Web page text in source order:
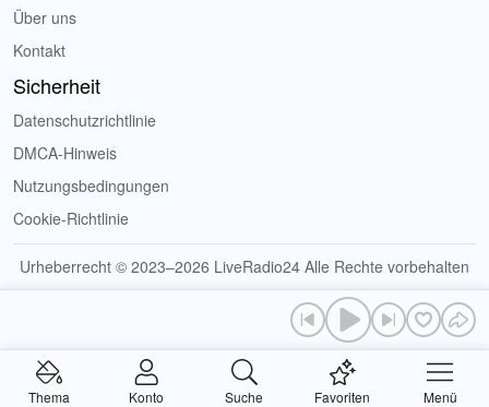
Über uns
Kontakt
Sicherheit
Datenschutzrichtlinie
DMCA-Hinweis
Nutzungsbedingungen
Cookie-Richtlinie
Urheberrecht © 2023–2026 LiveRadio24 Alle Rechte vorbehalten
Thema Konto Suche Favoriten Menü